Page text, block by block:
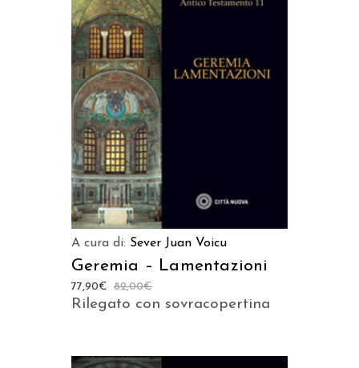
AGGIUNGI AL CARRELLO
A cura di: Sever Juan Voicu
Geremia – Lamentazioni
82,00€
77,90€
Rilegato con sovracopertina